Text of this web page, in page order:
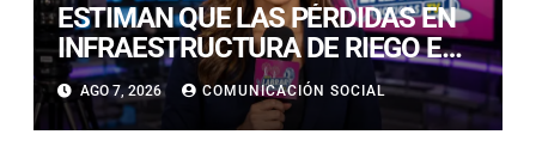
ESTIMAN QUE LAS PÉRDIDAS EN
INFRAESTRUCTURA DE RIEGO EN
LA CUENCA DEL HUASCO SON
MILLONARIAS
AGO 7, 2026 COMUNICACIÓN SOCIAL